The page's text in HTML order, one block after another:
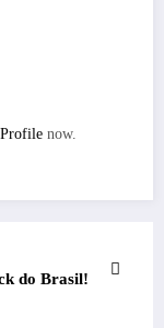
now.
do Brasil!